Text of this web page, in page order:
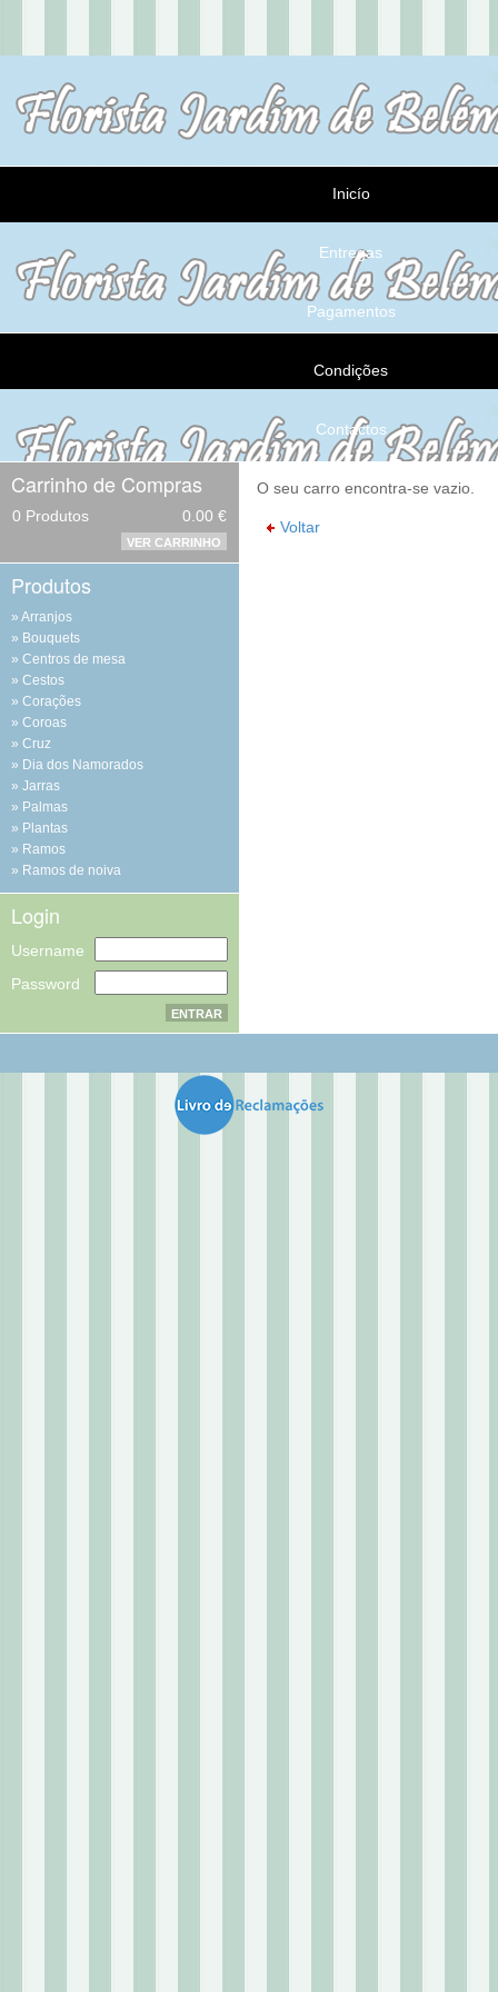
Inicío
Entregas
Pagamentos
Condições
Contactos
Carrinho de Compras
0 Produtos 0.00 €
VER CARRINHO
Produtos
Arranjos
Bouquets
Centros de mesa
Cestos
Corações
Coroas
Cruz
Dia dos Namorados
Jarras
Palmas
Plantas
Ramos
Ramos de noiva
Login
Username
Password
O seu carro encontra-se vazio.
Voltar